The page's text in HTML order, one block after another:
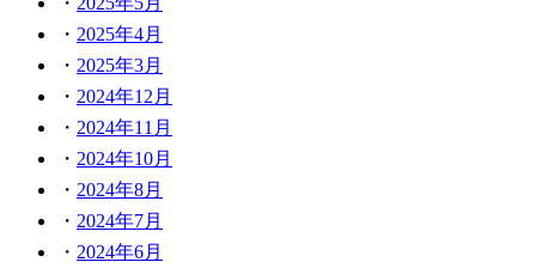
2025年4月
2025年3月
2024年12月
2024年11月
2024年10月
2024年8月
2024年7月
2024年6月